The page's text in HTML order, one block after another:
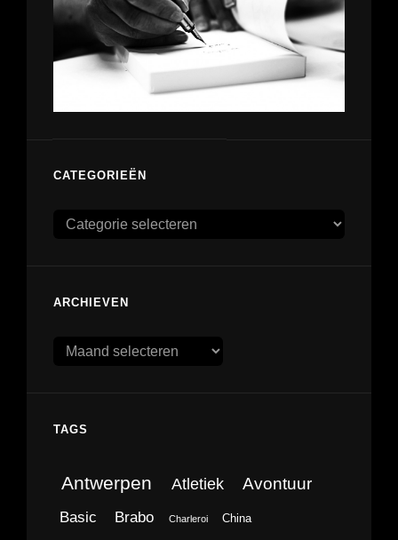
CATEGORIEËN
Categorieën
ARCHIEVEN
Archieven
TAGS
Antwerpen Atletiek Avontuur
Basic Brabo Charleroi China